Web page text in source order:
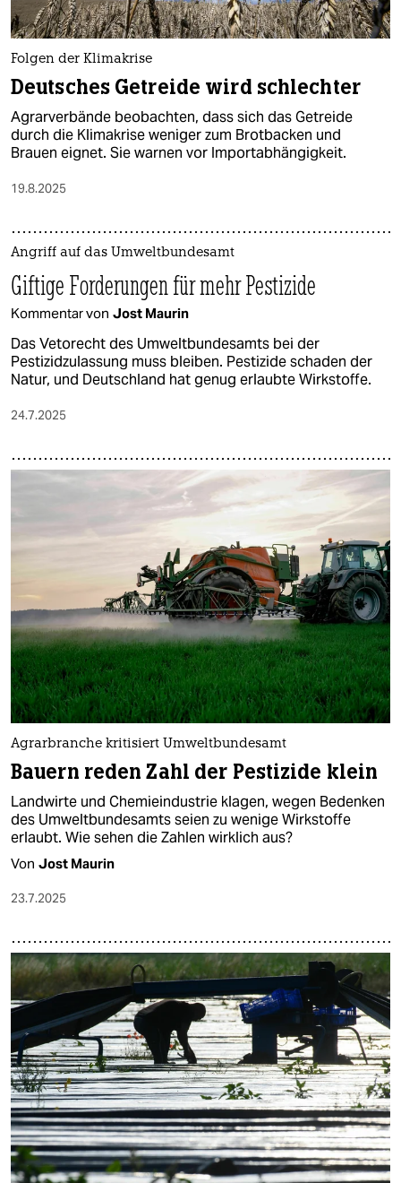
Folgen der Klimakrise
Deutsches Getreide wird schlechter
Agrarverbände beobachten, dass sich das Getreide
durch die Klimakrise weniger zum Brotbacken und
Brauen eignet. Sie warnen vor Importabhängigkeit.
19.8.2025
Angriff auf das Umweltbundesamt
Giftige Forderungen für mehr Pestizide
Kommentar von Jost Maurin
Das Vetorecht des Umweltbundesamts bei der
Pestizidzulassung muss bleiben. Pestizide schaden der
Natur, und Deutschland hat genug erlaubte Wirkstoffe.
24.7.2025
Agrarbranche kritisiert Umweltbundesamt
Bauern reden Zahl der Pestizide klein
Landwirte und Chemieindustrie klagen, wegen Bedenken
des Umweltbundesamts seien zu wenige Wirkstoffe
erlaubt. Wie sehen die Zahlen wirklich aus?
Von Jost Maurin
23.7.2025